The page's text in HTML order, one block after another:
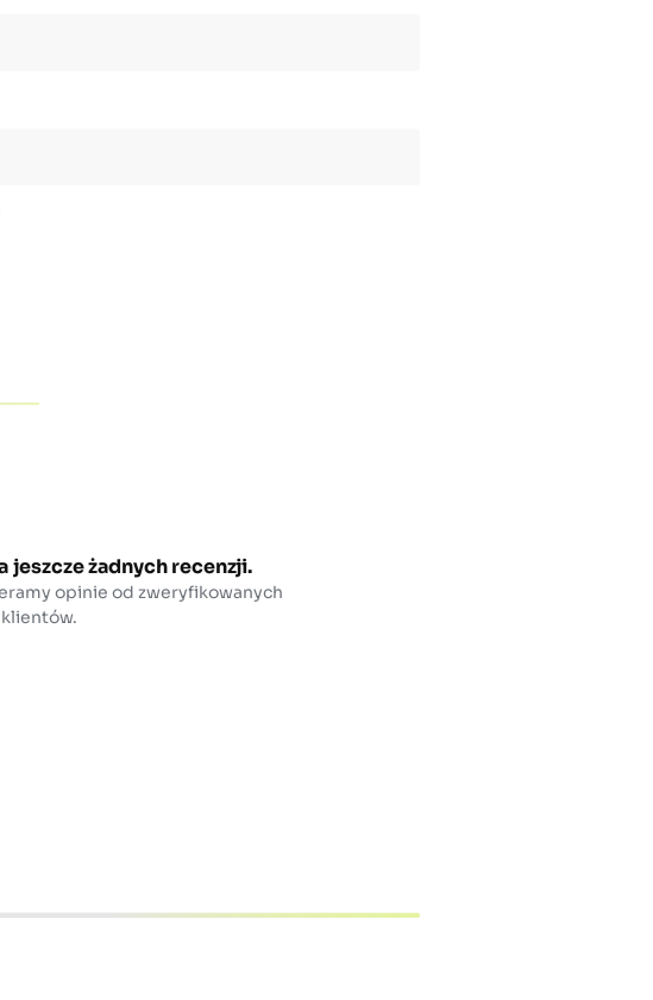
jeszcze żadnych recenzji.
opinie od zweryfikowanych
klientów.